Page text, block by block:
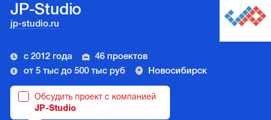
JP-Studio
jp-studio.ru
с 2012 года
46 проектов
от 5 тыс до 500 тыс руб
Новосибирск
Обсудить проект с компанией
JP-Studio